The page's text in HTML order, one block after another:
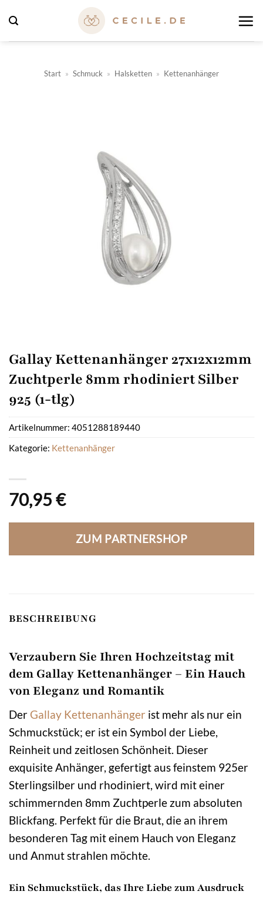
Inhalt
springen
Start » Schmuck » Halsketten » Kettenanhänger
Gallay Kettenanhänger 27x12x12mm
Zuchtperle 8mm rhodiniert Silber
925 (1-tlg)
70,95 €
ZUM PARTNERSHOP
Artikelnummer: 4051288189440
Kategorie: Kettenanhänger
BESCHREIBUNG
Verzaubern Sie Ihren Hochzeitstag mit
dem Gallay Kettenanhänger – Ein Hauch
von Eleganz und Romantik
Der Gallay Kettenanhänger ist mehr als nur ein
Schmuckstück; er ist ein Symbol der Liebe,
Reinheit und zeitlosen Schönheit. Dieser
exquisite Anhänger, gefertigt aus feinstem 925er
Sterlingsilber und rhodiniert, wird mit einer
schimmernden 8mm Zuchtperle zum absoluten
Blickfang. Perfekt für die Braut, die an ihrem
besonderen Tag mit einem Hauch von Eleganz
und Anmut strahlen möchte.
Ein Schmuckstück, das Ihre Liebe zum Ausdruck